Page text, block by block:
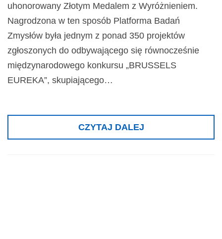
uhonorowany Złotym Medalem z Wyróżnieniem.
Nagrodzona w ten sposób Platforma Badań
Zmysłów była jednym z ponad 350 projektów
zgłoszonych do odbywającego się równocześnie
międzynarodowego konkursu „BRUSSELS
EUREKA”, skupiającego…
CZYTAJ DALEJ